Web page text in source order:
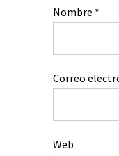
Nombre *
Correo
Web